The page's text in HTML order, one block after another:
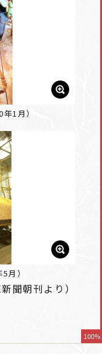
1月）
月）
聞朝刊より）
100%